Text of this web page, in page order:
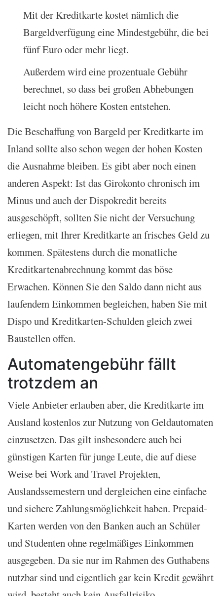
Mit der Kreditkarte kostet nämlich die
Bargeldverfügung eine Mindestgebühr, die bei
fünf Euro oder mehr liegt.
Außerdem wird eine prozentuale Gebühr
berechnet, so dass bei großen Abhebungen
leicht noch höhere Kosten entstehen.
Die Beschaffung von Bargeld per Kreditkarte im
Inland sollte also schon wegen der hohen Kosten
die Ausnahme bleiben. Es gibt aber noch einen
anderen Aspekt: Ist das Girokonto chronisch im
Minus und auch der Dispokredit bereits
ausgeschöpft, sollten Sie nicht der Versuchung
erliegen, mit Ihrer Kreditkarte an frisches Geld zu
kommen. Spätestens durch die monatliche
Kreditkartenabrechnung kommt das böse
Erwachen. Können Sie den Saldo dann nicht aus
laufendem Einkommen begleichen, haben Sie mit
Dispo und Kreditkarten-Schulden gleich zwei
Baustellen offen.
Automatengebühr fällt
trotzdem an
Viele Anbieter erlauben aber, die Kreditkarte im
Ausland kostenlos zur Nutzung von Geldautomaten
einzusetzen. Das gilt insbesondere auch bei
günstigen Karten für junge Leute, die auf diese
Weise bei Work and Travel Projekten,
Auslandssemestern und dergleichen eine einfache
und sichere Zahlungsmöglichkeit haben. Prepaid-
Karten werden von den Banken auch an Schüler
und Studenten ohne regelmäßiges Einkommen
ausgegeben. Da sie nur im Rahmen des Guthabens
nutzbar sind und eigentlich gar kein Kredit gewährt